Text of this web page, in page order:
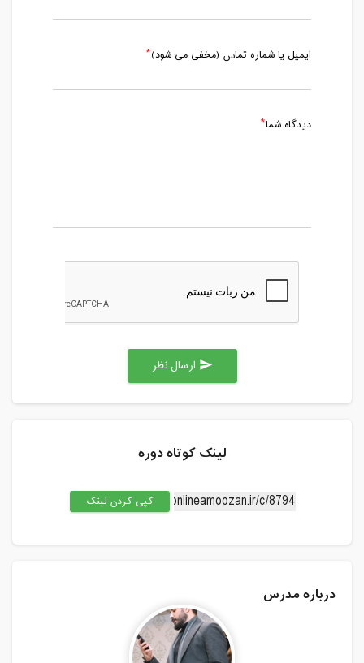
ایمیل یا شماره تماس (مخفی می شود)
دیدگاه شما
send
لینک کوتاه دوره
کپی کردن لینک
درباره مدرس